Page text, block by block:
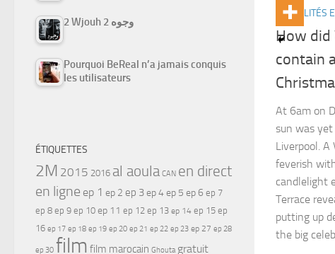
ACTUALITÉS
How did
contain
At 6am on
sun was
Liverpool. A
feverish
candlelight
Terrace
putting up
the big
2 Wjouh 2 وجوه
Pourquoi BeReal n’a jamais conquis
les utilisateurs
ÉTIQUETTES
2M 2015 2016 al aoula CAN en direct
en ligne ep 1 ep 2 ep 3ep 4ep 5 ep 6 ep 7
ep 8 ep 9 ep 10 ep 11 ep 12 ep 13 ep 14 ep 15 ep
16 ep 17 ep 18 ep 19 ep 20 ep 21 ep 22 ep 23 ep 27 ep 28
ep 30 film film marocain Ghouta gratuit